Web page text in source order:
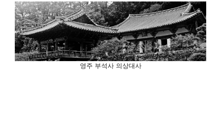
영주 부석사 의상대사